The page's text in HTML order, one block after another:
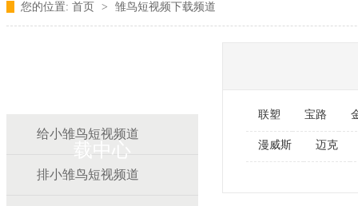
您的位置: 首页 > 雏鸟短视频下载频道
载中心
给小雏鸟短视频道
排小雏鸟短视频道
联塑 宝路
漫威斯 迈克